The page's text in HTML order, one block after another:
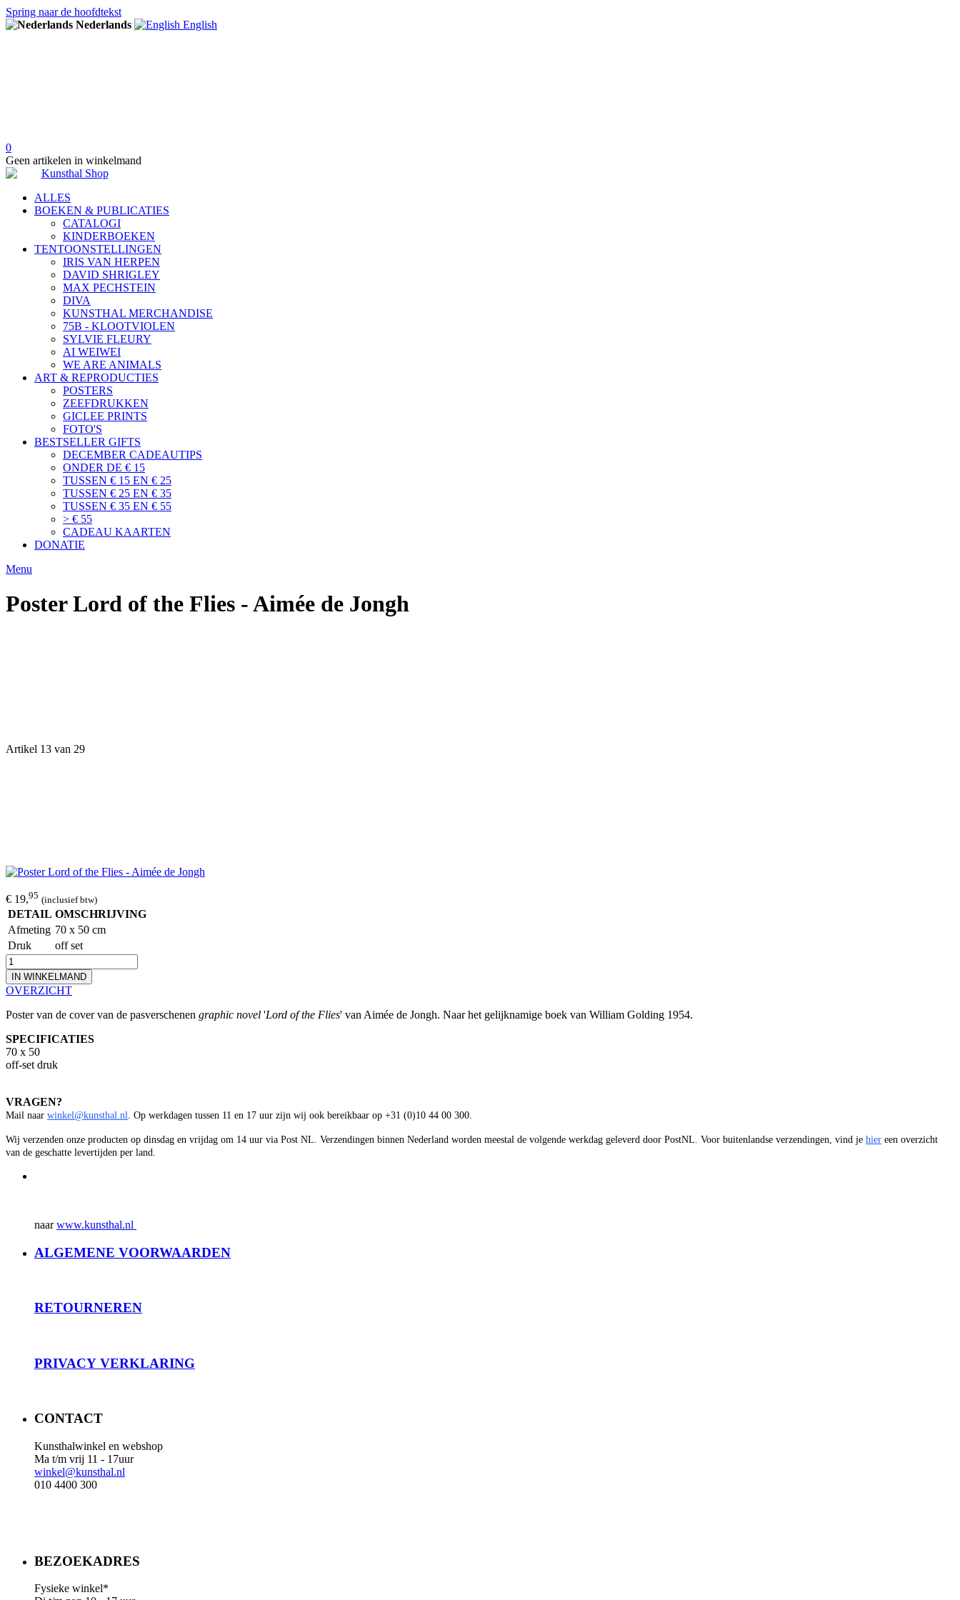
Spring naar de hoofdtekst
Nederlands
English
0
Geen artikelen in winkelmand
ALLES
BOEKEN & PUBLICATIES
CATALOGI
KINDERBOEKEN
TENTOONSTELLINGEN
IRIS VAN HERPEN
DAVID SHRIGLEY
MAX PECHSTEIN
DIVA
KUNSTHAL MERCHANDISE
75B - KLOOTVIOLEN
SYLVIE FLEURY
AI WEIWEI
WE ARE ANIMALS
ART & REPRODUCTIES
POSTERS
ZEEFDRUKKEN
GICLEE PRINTS
FOTO'S
BESTSELLER GIFTS
DECEMBER CADEAUTIPS
ONDER DE € 15
TUSSEN € 15 EN € 25
TUSSEN € 25 EN € 35
TUSSEN € 35 EN € 55
> € 55
CADEAU KAARTEN
DONATIE
Menu
Poster Lord of the Flies - Aimée de Jongh
Artikel 13 van 29
€ 19,95 (inclusief btw)
DETAIL OMSCHRIJVING
Afmeting 70 x 50 cm
Druk
off set
IN WINKELMAND
OVERZICHT
Poster van de cover van de pasverschenen graphic novel 'Lord of the Flies' van Aimée de Jongh. Naar het gelijknamige boek van William Golding 1954.
SPECIFICATIES
70 x 50
off-set druk
VRAGEN?
Mail naar winkel@kunsthal.nl. Op werkdagen tussen 11 en 17 uur zijn wij ook bereikbaar op +31 (0)10 44 00 300.
Wij verzenden onze producten op dinsdag en vrijdag om 14 uur via Post NL. Verzendingen binnen Nederland worden meestal de volgende werkdag geleverd door PostNL. Voor buitenlandse verzendingen, vind je hier een overzicht
van de geschatte levertijden per land.
naarwww.kunsthal.nl
ALGEMENE VOORWAARDEN
RETOURNEREN
PRIVACY VERKLARING
CONTACT
Kunsthalwinkel en webshop
Ma t/m vrij 11 - 17uur
winkel@kunsthal.nl
010 4400 300
BEZOEKADRES
Fysieke winkel*